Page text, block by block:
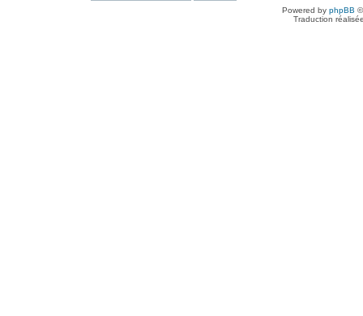
Powered by phpBB
Traduction